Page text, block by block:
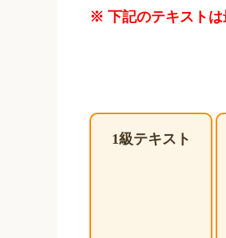
※ 下記のテキストは
1級テキスト